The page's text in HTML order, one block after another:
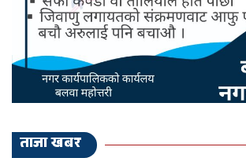
ताजा खबर